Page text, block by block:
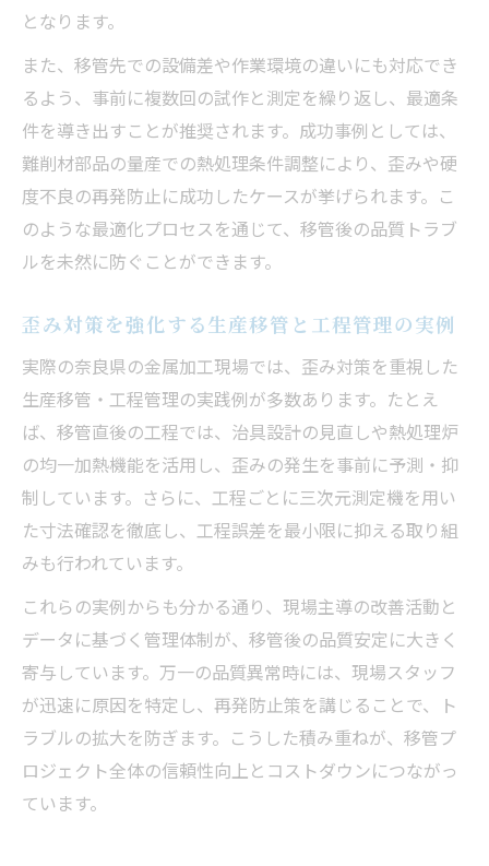
ハウ
品質のバラつきを防ぐ現場目線の管理ポイ
ント
生産移管における現場力強化と品質安定の
関係
となります。
また、移管先での設備差や作業環境の違いにも対応でき
るよう、事前に複数回の試作と測定を繰り返し、最適条
件を導き出すことが推奨されます。成功事例としては、
難削材部品の量産での熱処理条件調整により、歪みや硬
度不良の再発防止に成功したケースが挙げられます。こ
のような最適化プロセスを通じて、移管後の品質トラブ
ルを未然に防ぐことができます。
歪み対策を強化する生産移管と工程管理の実例
実際の奈良県の金属加工現場では、歪み対策を重視した
生産移管・工程管理の実践例が多数あります。たとえ
ば、移管直後の工程では、治具設計の見直しや熱処理炉
の均一加熱機能を活用し、歪みの発生を事前に予測・抑
制しています。さらに、工程ごとに三次元測定機を用い
た寸法確認を徹底し、工程誤差を最小限に抑える取り組
みも行われています。
これらの実例からも分かる通り、現場主導の改善活動と
データに基づく管理体制が、移管後の品質安定に大きく
寄与しています。万一の品質異常時には、現場スタッフ
が迅速に原因を特定し、再発防止策を講じることで、ト
ラブルの拡大を防ぎます。こうした積み重ねが、移管プ
ロジェクト全体の信頼性向上とコストダウンにつながっ
ています。